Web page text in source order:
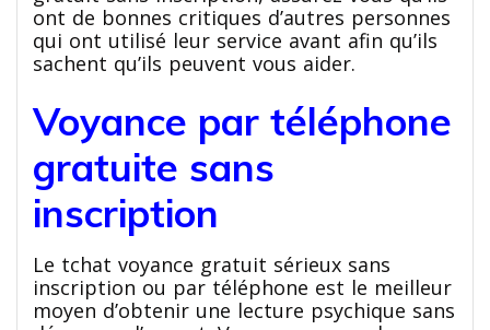
ont de bonnes critiques d’autres personnes
qui ont utilisé leur service avant afin qu’ils
sachent qu’ils peuvent vous aider.
Voyance par téléphone
gratuite sans
inscription
Le tchat voyance gratuit sérieux sans
inscription ou par téléphone est le meilleur
moyen d’obtenir une lecture psychique sans